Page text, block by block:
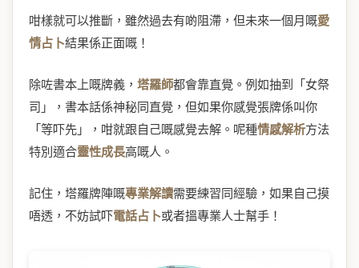
咁樣就可以推斷，雖然過去有啲阻滯，但未來一個月嘅愛
情占卜結果係正面嘅！
除咗書本上嘅牌義， 塔羅師都會靠直覺。例如抽到「女祭
司」，書本話係神秘同直覺，但如果你感覺張牌係叫你
「等吓先」，咁就跟自己嘅感覺去解。呢種情感解析方法
特別適合靈性成長高嘅人。
記住，塔羅牌陣嘅專業解讀需要練習同經驗，如果自己摸
唔透，不妨試吓電話占卜或者搵專業人士幫手！